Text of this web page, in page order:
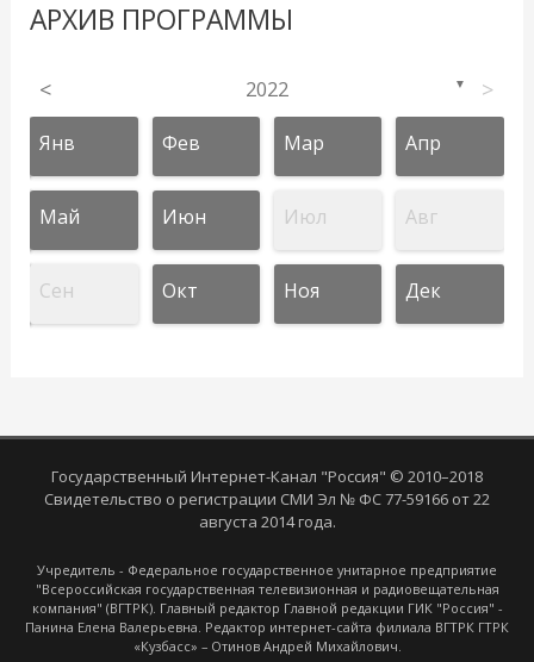
АРХИВ ПРОГРАММЫ
< 2022 ▼ >
Янв Фев Мар Апр
Май Июн Июл Авг
Сен Окт Ноя Дек
Государственный Интернет-Канал "Россия" © 2010–2018
Свидетельство о регистрации СМИ Эл № ФС 77-59166 от 22
августа 2014 года.
Учредитель - Федеральное государственное унитарное предприятие
"Всероссийская государственная телевизионная и радиовещательная
компания" (ВГТРК). Главный редактор Главной редакции ГИК "Россия" -
Панина Елена Валерьевна. Редактор интернет-сайта филиала ВГТРК ГТРК
«Кузбасс» – Отинов Андрей Михайлович.